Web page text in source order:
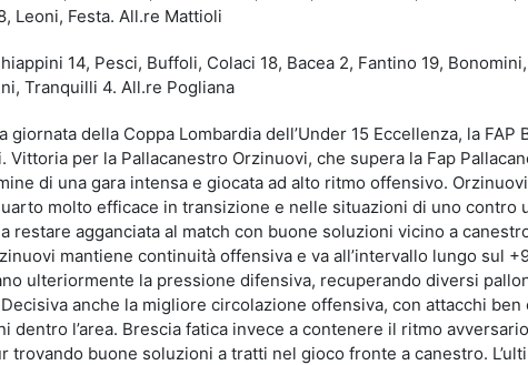
Leoni, Festa. All.re Mattioli
14, Pesci, Buffoli, Colaci 18, Bacea 2, Fantino 19,
Tranquilli 4. All.re Pogliana
giornata della Coppa Lombardia dell’Under 15 Eccellenza, la FAP
Vittoria per la Pallacanestro Orzinuovi, che supera la Fap
di una gara intensa e giocata ad alto ritmo offensivo.
molto efficace in transizione e nelle situazioni di uno contro
restare agganciata al match con buone soluzioni vicino a
mantiene continuità offensiva e va all’intervallo lungo sul
ulteriormente la pressione difensiva, recuperando diversi
anche la migliore circolazione offensiva, con attacchi ben
dentro l’area. Brescia fatica invece a contenere il ritmo
trovando buone soluzioni a tratti nel gioco fronte a canestro.